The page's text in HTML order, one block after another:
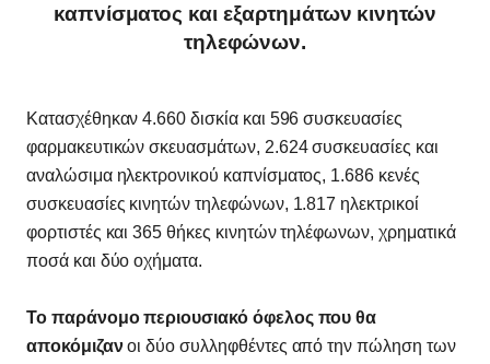
καπνίσματος και εξαρτημάτων κινητών
τηλεφώνων.
Κατασχέθηκαν 4.660 δισκία και 596 συσκευασίες
φαρμακευτικών σκευασμάτων, 2.624 συσκευασίες και
αναλώσιμα ηλεκτρονικού καπνίσματος, 1.686 κενές
συσκευασίες κινητών τηλεφώνων, 1.817 ηλεκτρικοί
φορτιστές και 365 θήκες κινητών τηλέφωνων, χρηματικά
ποσά και δύο οχήματα.
Το παράνομο περιουσιακό όφελος που θα
αποκόμιζανοι δύο συλληφθέντες από την πώληση των